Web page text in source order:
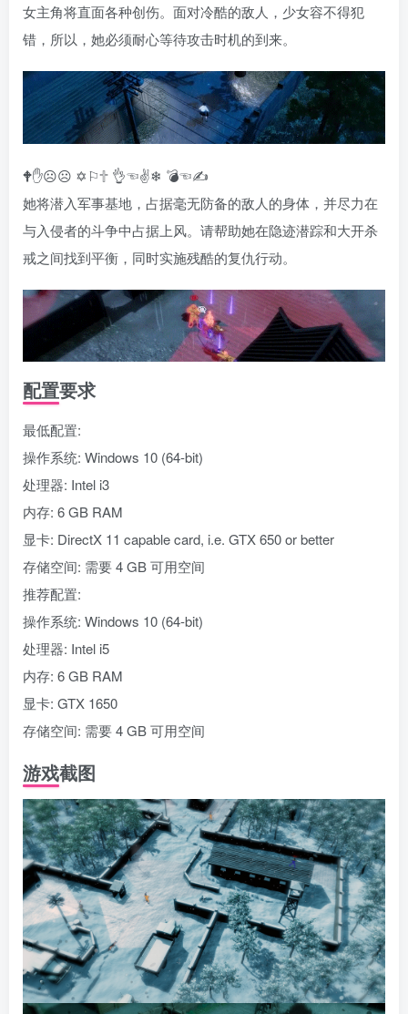
女主角将直面各种创伤。面对冷酷的敌人，少女容不得犯
错，所以，她必须耐心等待攻击时机的到来。
🕈✋☹☹ ✡⚐🕆 👌☜✌❄ 💣☜✍
她将潜入军事基地，占据毫无防备的敌人的身体，并尽力在
与入侵者的斗争中占据上风。请帮助她在隐迹潜踪和大开杀
戒之间找到平衡，同时实施残酷的复仇行动。
配置要求
最低配置:
操作系统: Windows 10 (64-bit)
处理器: Intel i3
内存: 6 GB RAM
显卡: DirectX 11 capable card, i.e. GTX 650 or better
存储空间: 需要 4 GB 可用空间
推荐配置:
操作系统: Windows 10 (64-bit)
处理器: Intel i5
内存: 6 GB RAM
显卡: GTX 1650
存储空间: 需要 4 GB 可用空间
游戏截图